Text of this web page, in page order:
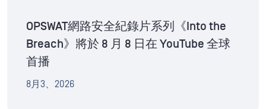
OPSWAT網路安全紀錄片系列《Into the
Breach》將於 8 月 8 日在 YouTube 全球
首播
8月3、2026